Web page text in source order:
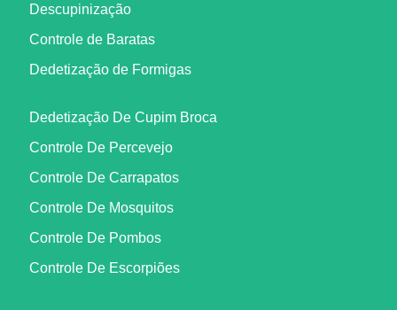
Descupinização
Controle de Baratas
Dedetização de Formigas
Dedetização De Cupim Broca
Controle De Percevejo
Controle De Carrapatos
Controle De Mosquitos
Controle De Pombos
Controle De Escorpiões